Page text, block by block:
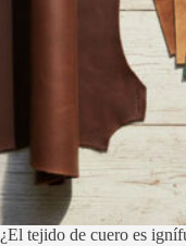
¿El tejido de cuero es